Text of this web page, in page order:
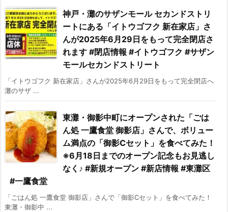
神戸・灘のサザンモール セカンドストリ
ートにある「イトウゴフク 新在家店」さ
んが2025年6月29日をもって完全閉店さ
れます #閉店情報 #イトウゴフク #サザン
モールセカンドストリート
「イトウゴフク 新在家店」さんが2025年6月29日をもって完全閉店へ
灘のサザ ...
東灘・御影中町にオープンされた「ごは
ん処 一鷹食堂 御影店」さんで、ボリュー
ム満点の「御影Cセット」を食べてみた！
※6月18日までのオープン記念もお見逃し
なく♪ #新規オープン #新店情報 #東灘区
#一鷹食堂
「ごはん処 一鷹食堂 御影店」さんで「御影Cセット」を食べてみた！
東灘・御影中 ...